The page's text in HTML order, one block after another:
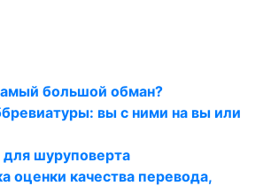
большой обман?
вы с ними на вы или
шуруповерта
оценки качества перевода,